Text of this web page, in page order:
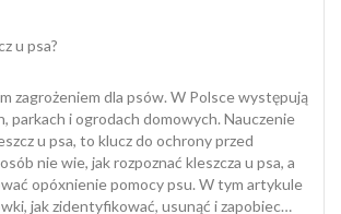
pies
nadaje
do
u psa?
zagrożeniem dla psów. W Polsce występują
parkach i ogrodach domowych. Nauczenie
u psa, to klucz do ochrony przed
nie wie, jak rozpoznać kleszcza u psa, a
opóxnienie pomocy psu. W tym artykule
jak zidentyfikować, usunąć i zapobiec…